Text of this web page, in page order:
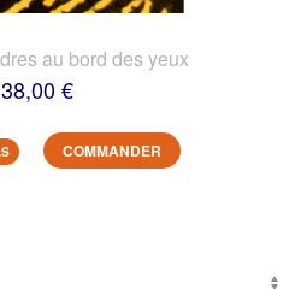
au bord des yeux
38,00 €
COMMANDER